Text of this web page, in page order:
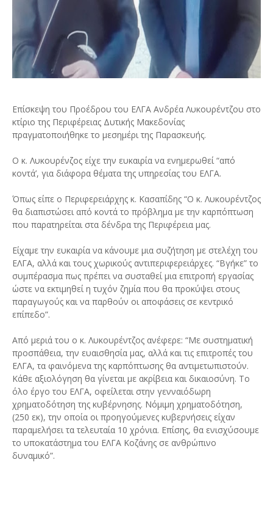
Επίσκεψη του Προέδρου του ΕΛΓΑ Ανδρέα Λυκουρέντζου στο
κτίριο της Περιφέρειας Δυτικής Μακεδονίας
πραγματοποιήθηκε το μεσημέρι της Παρασκευής.
Ο κ. Λυκουρένζος είχε την ευκαιρία να ενημερωθεί “από
κοντά’, για διάφορα θέματα της υπηρεσίας του ΕΛΓΑ.
Όπως είπε ο Περιφερειάρχης κ. Κασαπίδης “Ο κ. Λυκουρέντζος
θα διαπιστώσει από κοντά το πρόβλημα με την καρπόπτωση
που παρατηρείται στα δένδρα της Περιφέρεια μας.
Είχαμε την ευκαιρία να κάνουμε μια συζήτηση με στελέχη του
ΕΛΓΑ, αλλά και τους χωρικούς αντιπεριφερειάρχες. “Βγήκε” το
συμπέρασμα πως πρέπει να συσταθεί μια επιτροπή εργασίας
ώστε να εκτιμηθεί η τυχόν ζημία που θα προκύψει στους
παραγωγούς και να παρθούν οι αποφάσεις σε κεντρικό
επίπεδο”.
Από μεριά του ο κ. Λυκουρέντζος ανέφερε: “Με συστηματική
προσπάθεια, την ευαισθησία μας, αλλά και τις επιτροπές του
ΕΛΓΑ, τα φαινόμενα της καρπόπτωσης θα αντιμετωπιστούν.
Κάθε αξιολόγηση θα γίνεται με ακρίβεια και δικαιοσύνη. Το
όλο έργο του ΕΛΓΑ, οφείλεται στην γενναιόδωρη
χρηματοδότηση της κυβέρνησης. Νόμιμη χρηματοδότηση,
(250 εκ), την οποία οι προηγούμενες κυβερνήσεις είχαν
παραμελήσει τα τελευταία 10 χρόνια. Επίσης, θα ενισχύσουμε
το υποκατάστημα του ΕΛΓΑ Κοζάνης σε ανθρώπινο
δυναμικό”.